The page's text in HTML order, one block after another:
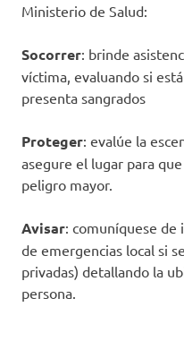
Ministerio de Salud:
Socorrer: brinde
víctima, evaluando si
presenta sangrados
Proteger: evalúe la
asegure el lugar para
peligro mayor.
Avisar: comuníquese de
de emergencias local si
privadas) detallando la
persona.